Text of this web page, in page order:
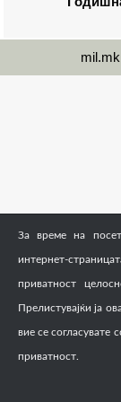
За време на
интернет-
приватност
Прелистувајќи ја
вие се согласувате
приватност.